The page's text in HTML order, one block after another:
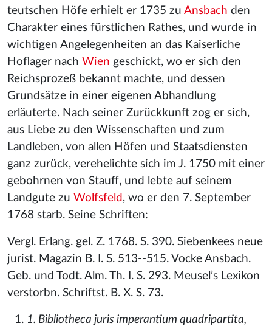
teutschen Höfe erhielt er 1735 zu Ansbach den
Charakter eines fürstlichen Rathes, und wurde in
wichtigen Angelegenheiten an das Kaiserliche
Hoflager nach Wien geschickt, wo er sich den
Reichsprozeß bekannt machte, und dessen
Grundsätze in einer eigenen Abhandlung
erläuterte. Nach seiner Zurückkunft zog er sich,
aus Liebe zu den Wissenschaften und zum
Landleben, von allen Höfen und Staatsdiensten
ganz zurück, verehelichte sich im J. 1750 mit einer
gebohrnen von Stauff, und lebte auf seinem
Landgute zu Wolfsfeld , wo er den 7. September
1768 starb. Seine Schriften:
Vergl. Erlang. gel. Z. 1768. S. 390. Siebenkees neue
jurist. Magazin B. I. S. 513--515. Vocke Ansbach.
Geb. und Todt. Alm. Th. I. S. 293. Meusel’s Lexikon
verstorbn. Schriftst. B. X. S. 73.
1. Bibliotheca juris imperantium quadripartita,